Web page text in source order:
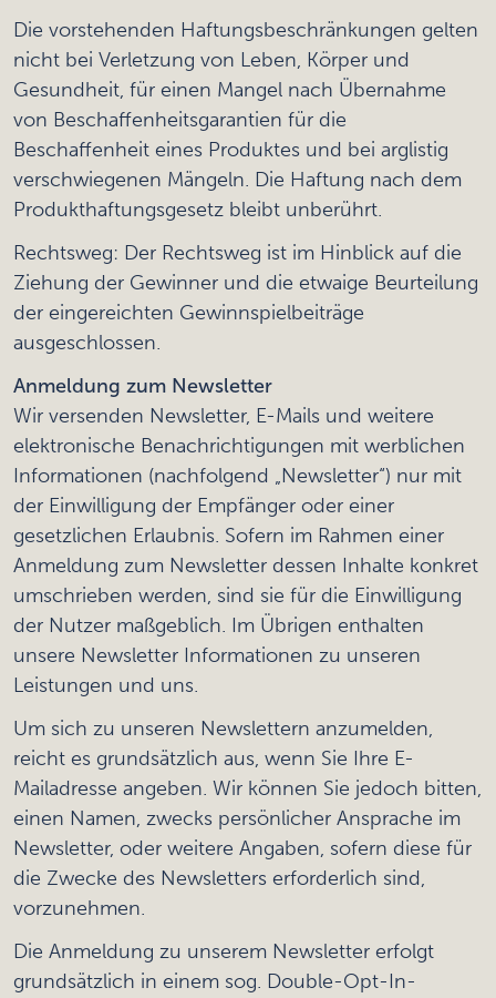
Die vorstehenden Haftungsbeschränkungen gelten
nicht bei Verletzung von Leben, Körper und
Gesundheit, für einen Mangel nach Übernahme
von Beschaffenheitsgarantien für die
Beschaffenheit eines Produktes und bei arglistig
verschwiegenen Mängeln. Die Haftung nach dem
Produkthaftungsgesetz bleibt unberührt.
Rechtsweg: Der Rechtsweg ist im Hinblick auf die
Ziehung der Gewinner und die etwaige Beurteilung
der eingereichten Gewinnspielbeiträge
ausgeschlossen.
Anmeldung zum Newsletter
Wir versenden Newsletter, E-Mails und weitere
elektronische Benachrichtigungen mit werblichen
Informationen (nachfolgend „Newsletter“) nur mit
der Einwilligung der Empfänger oder einer
gesetzlichen Erlaubnis. Sofern im Rahmen einer
Anmeldung zum Newsletter dessen Inhalte konkret
umschrieben werden, sind sie für die Einwilligung
der Nutzer maßgeblich. Im Übrigen enthalten
unsere Newsletter Informationen zu unseren
Leistungen und uns.
Um sich zu unseren Newslettern anzumelden,
reicht es grundsätzlich aus, wenn Sie Ihre E-
Mailadresse angeben. Wir können Sie jedoch bitten,
einen Namen, zwecks persönlicher Ansprache im
Newsletter, oder weitere Angaben, sofern diese für
die Zwecke des Newsletters erforderlich sind,
vorzunehmen.
Die Anmeldung zu unserem Newsletter erfolgt
grundsätzlich in einem sog. Double-Opt-In-